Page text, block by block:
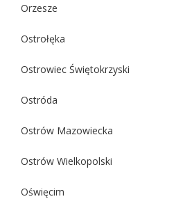
Orzesze
Ostrołęka
Ostrowiec Świętokrzyski
Ostróda
Ostrów Mazowiecka
Ostrów Wielkopolski
Oświęcim